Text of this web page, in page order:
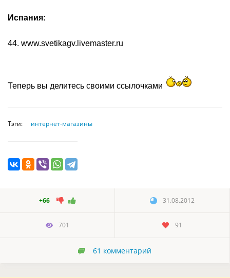
Испания:
44. www.svetikagv.livemaster.ru
Теперь вы делитесь своими ссылочками
Тэги: интернет-магазины
+66 31.08.2012
701 91
61 комментарий